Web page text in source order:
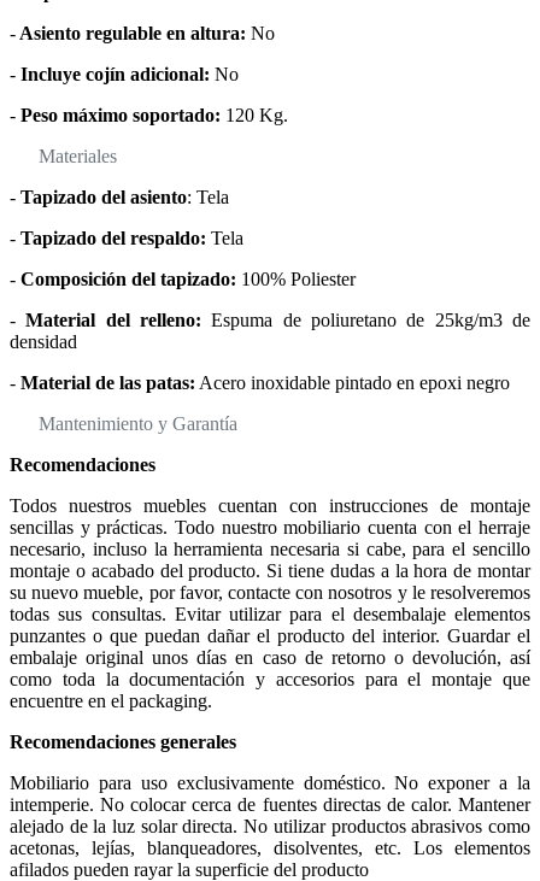
- Asiento regulable en altura: No
- Incluye cojín adicional: No
- Peso máximo soportado: 120 Kg.
Materiales
- Tapizado del asiento: Tela
- Tapizado del respaldo: Tela
- Composición del tapizado: 100% Poliester
- Material del relleno: Espuma de poliuretano de 25kg/m3 de
densidad
- Material de las patas: Acero inoxidable pintado en epoxi negro
Mantenimiento y Garantía
Recomendaciones
Todos nuestros muebles cuentan con instrucciones de montaje
sencillas y prácticas. Todo nuestro mobiliario cuenta con el herraje
necesario, incluso la herramienta necesaria si cabe, para el sencillo
montaje o acabado del producto. Si tiene dudas a la hora de montar
su nuevo mueble, por favor, contacte con nosotros y le resolveremos
todas sus consultas. Evitar utilizar para el desembalaje elementos
punzantes o que puedan dañar el producto del interior. Guardar el
embalaje original unos días en caso de retorno o devolución, así
como toda la documentación y accesorios para el montaje que
encuentre en el packaging.
Recomendaciones generales
Mobiliario para uso exclusivamente doméstico. No exponer a la
intemperie. No colocar cerca de fuentes directas de calor. Mantener
alejado de la luz solar directa. No utilizar productos abrasivos como
acetonas, lejías, blanqueadores, disolventes, etc. Los elementos
afilados pueden rayar la superficie del producto